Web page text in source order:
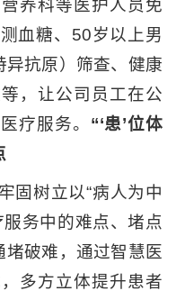
养科等医护人员免
血糖、50岁以上男
异抗原）筛查、健康
，让公司员工在公
疗服务。 “‘患’位体
固树立以“病人为中
务中的难点、堵点
堵破难，通过智慧医
多方立体提升患者